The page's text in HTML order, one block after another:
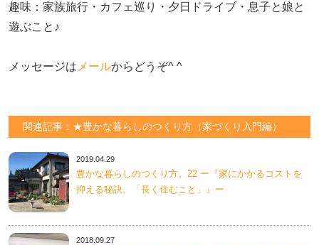
趣味：家族旅行・カフェ巡り・夕日ドライブ・息子と娘と
遊ぶこと♪
メッセージは メールからどうぞ^ ^
関連記事：★豊かな暮らしのつくり方（家づくり入門編）
2019.04.29
豊かな暮らしのつくり方。22 ー『家にかかるコストを
抑える秘訣。「長く住むこと」』ー
2018.09.27